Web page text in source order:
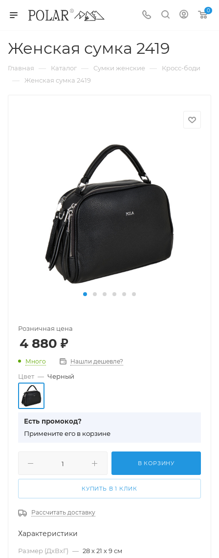
0
Женская сумка 2419
Главная — Каталог — Сумки женские — Кросс-боди
— Женская сумка 2419
Розничная цена
4 880 ₽
Много Нашли дешевле?
Цвет — Черный
Есть промокод?
Примените его в корзине
В КОРЗИНУ
КУПИТЬ В 1 КЛИК
Рассчитать доставку
Характеристики
Размер (ДхВхГ) — 28 х 21 х 9 см